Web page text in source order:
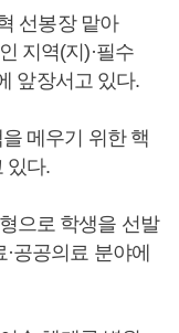
선봉장 맡아
지역(지)·필수
앞장서고 있다.
메우기 위한 핵
있다.
으로 학생을 선발
공공의료 분야에